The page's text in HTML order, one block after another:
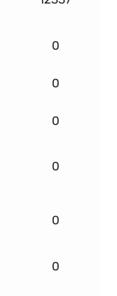
0
0
0
0
0
0